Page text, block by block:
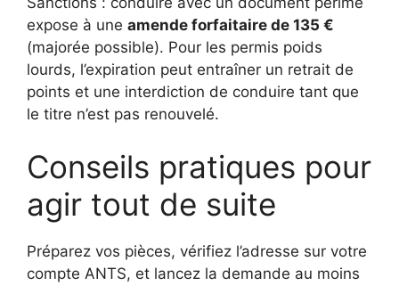
expose à une amende forfaitaire de 135 €
(majorée possible). Pour les permis poids
lourds, l’expiration peut entraîner un retrait de
points et une interdiction de conduire tant que
le titre n’est pas renouvelé.
Conseils pratiques pour
agir tout de suite
Préparez vos pièces, vérifiez l’adresse sur votre
compte ANTS, et lancez la demande au moins